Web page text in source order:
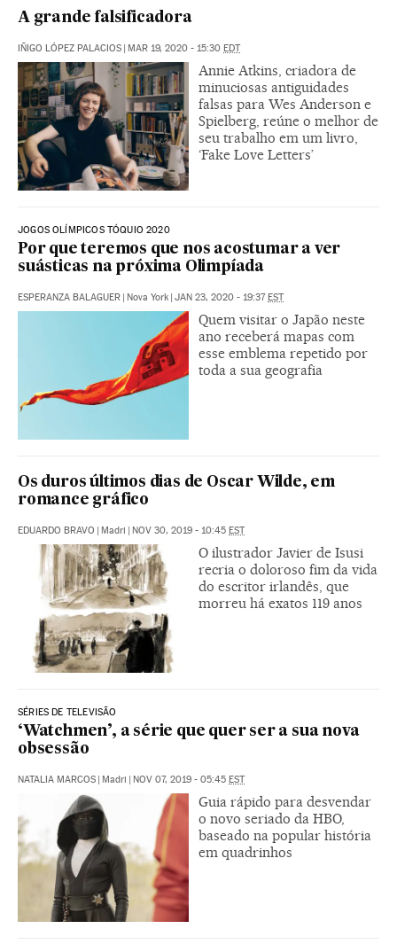
A grande falsificadora
IÑIGO LÓPEZ PALACIOS MAR 19, 2020 - 15:30 EDT
Annie Atkins, criadora de
minuciosas antiguidades
falsas para Wes Anderson e
Spielberg, reúne o melhor de
seu trabalho em um livro,
‘Fake Love Letters’
JOGOS OLÍMPICOS TÓQUIO 2020
Por que teremos que nos acostumar a ver
suásticas na próxima Olimpíada
ESPERANZA BALAGUER Nova York JAN 23, 2020 - 19:37 EST
Quem visitar o Japão neste
ano receberá mapas com
esse emblema repetido por
toda a sua geografia
Os duros últimos dias de Oscar Wilde, em
romance gráfico
EDUARDO BRAVO | Madri | NOV 30, 2019 - 10:45 EST
O ilustrador Javier de Isusi
recria o doloroso fim da vida
do escritor irlandês, que
morreu há exatos 119 anos
SÉRIES DE TELEVISÃO
‘Watchmen’, a série que quer ser a sua nova
obsessão
NATALIA MARCOS | Madri | NOV 07, 2019 - 05:45 EST
Guia rápido para desvendar
o novo seriado da HBO,
baseado na popular história
em quadrinhos